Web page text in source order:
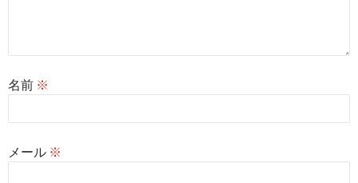
名前 ※
メール ※